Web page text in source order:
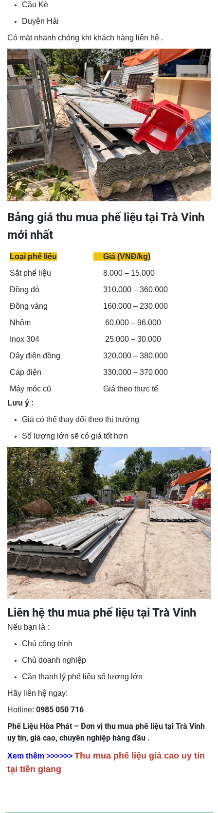
Cầu Kè
Duyên Hải
Có mặt nhanh chóng khi khách hàng liên hệ .
Bảng giá thu mua phế liệu tại Trà Vinh
mới nhất
Loại phế liệu
Giá (VNĐ/kg)
Sắt phế liệu
8.000 – 15.000
Đồng đỏ
310.000 – 360.000
Đồng vàng
160.000 – 230.000
Nhôm
60.000 – 96.000
Inox 304
25.000 – 30.000
Dây điện đồng
320.000 – 380.000
Cáp điện
330.000 – 370.000
Máy móc cũ
Giá theo thực tế
Lưu ý :
Giá có thể thay đổi theo thị trường
Số lượng lớn sẽ có giá tốt hơn
Liên hệ thu mua phế liệu tại Trà Vinh
Nếu bạn là :
Chủ công trình
Chủ doanh nghiệp
Cần thanh lý phế liệu số lượng lớn
Hãy liên hệ ngay:
Hotline: 0985 050 716
Phế Liệu Hòa Phát – Đơn vị thu mua phế liệu tại Trà Vinh
uy tín, giá cao, chuyên nghiệp hàng đầu .
Xem thêm >>>>>> Thu mua phế liệu giá cao uy tín
tại tiền giang